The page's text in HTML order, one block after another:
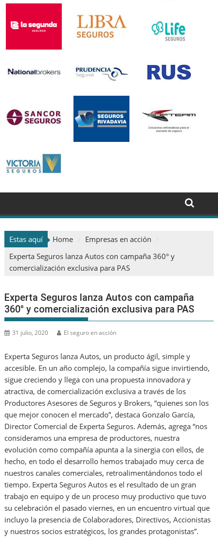
Estas aquí Home
Empresas en acción
Experta Seguros lanza Autos con campaña 360° y
comercialización exclusiva para PAS
Experta Seguros lanza Autos con campaña
360° y comercialización exclusiva para PAS
31 julio, 2020 El seguro en acción
Experta Seguros lanza Autos, un producto ágil, simple y
accesible. En un año complejo, la compañía sigue invirtiendo,
sigue creciendo y llega con una propuesta innovadora y
atractiva, de comercialización exclusiva a través de los
Productores Asesores de Seguros y Brokers, “quienes son los
que mejor conocen el mercado”, destaca Gonzalo García,
Director Comercial de Experta Seguros. Además, agrega “nos
consideramos una empresa de productores, nuestra
evolución como compañía apunta a la sinergia con ellos, de
hecho, en todo el desarrollo hemos trabajado muy cerca de
nuestros canales comerciales, retroalimentándonos todo el
tiempo. Experta Seguros Autos es el resultado de un gran
trabajo en equipo y de un proceso muy productivo que tuvo
su celebración el pasado viernes, en un encuentro virtual que
incluyo la presencia de Colaboradores, Directivos, Accionistas
y nuestros socios estratégicos, los grandes protagonistas”.